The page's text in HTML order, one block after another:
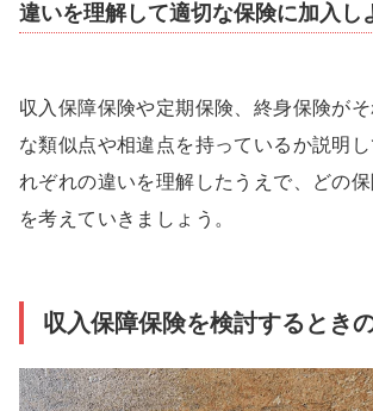
違いを理解して適切な保険に加入し
収入保障保険や定期保険、終身保険が
な類似点や相違点を持っているか説明
れぞれの違いを理解したうえで、どの
を考えていきましょう。
収入保障保険を検討するとき